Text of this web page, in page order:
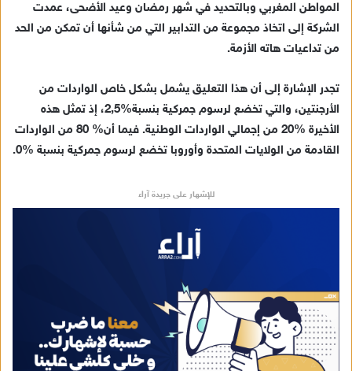
المواطن المغربي وبالتحديد في شهر رمضان وعيد الأضحى، عمدت
الشركة إلى اتخاذ مجموعة من التدابير التي من شأنها أن تمكن من الحد
من تداعيات هاته الأزمة.
تجدر الإشارة إلى أن هذا التعليق يشمل بشكل خاص الواردات من
الأرجنتين، والتي تخضع لرسوم جمركية بنسبة%2,5، إذ تمثل هذه
الأخيرة %20 من إجمالي الواردات الوطنية. فيما أن% 80 من الواردات
القادمة من الولايات المتحدة وأوروبا تخضع لرسوم جمركية بنسبة %0.
للإشهار على جريدة آراء